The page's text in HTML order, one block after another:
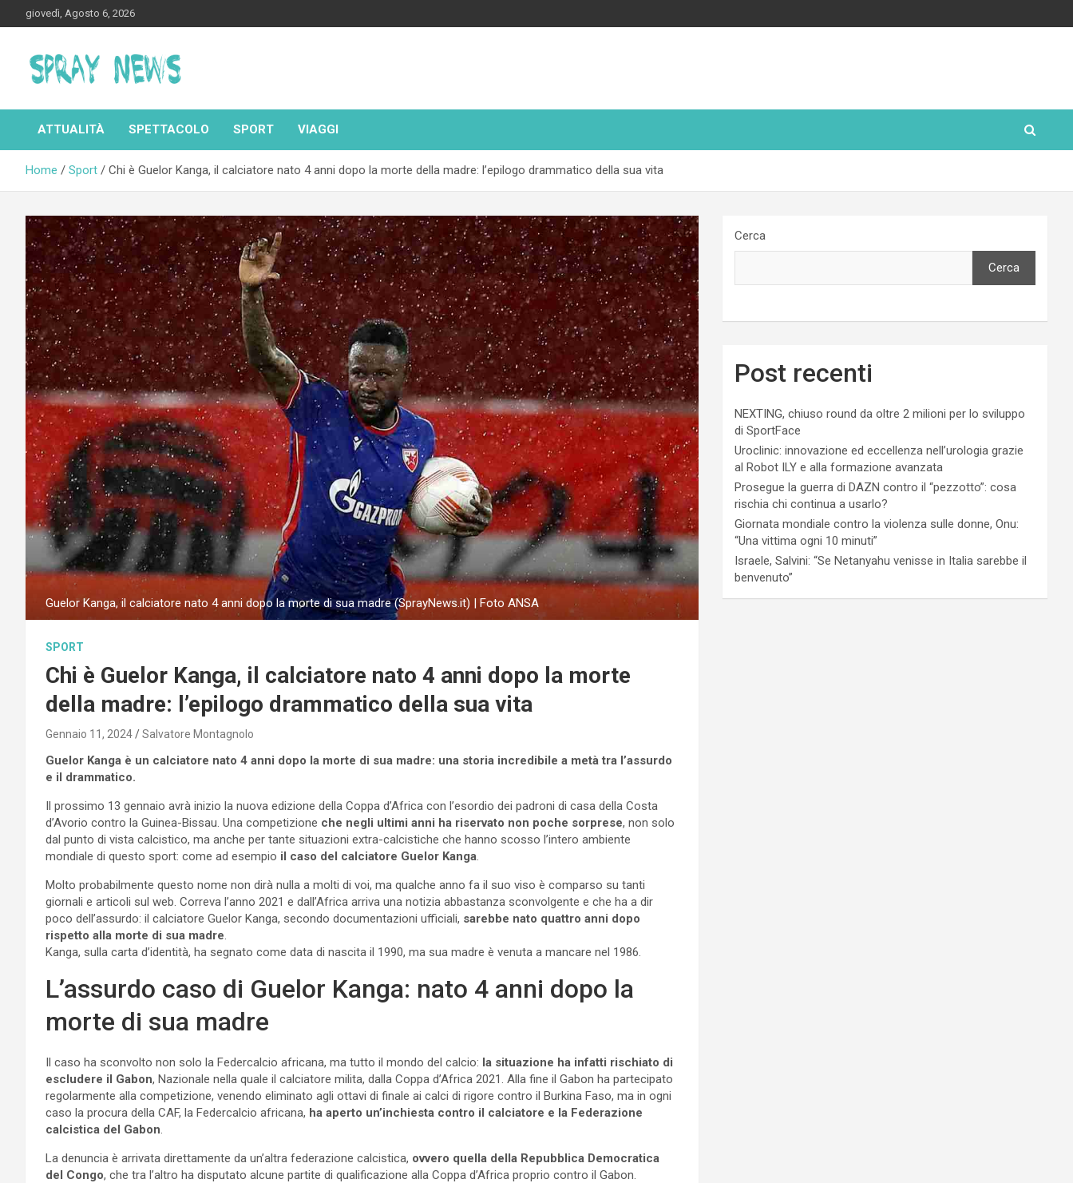
to
giovedì, Agosto 6, 2026
Spraynews.it
ATTUALITÀ SPETTACOLO SPORT VIAGGI
Home Sport Chi è Guelor Kanga, il calciatore nato 4 anni dopo la morte della madre: l’epilogo drammatico della sua vita
Guelor Kanga, il calciatore nato 4 anni dopo la morte di sua madre (SprayNews.it) | Foto ANSA
SPORT
Chi è Guelor Kanga, il calciatore nato 4 anni dopo la morte
della madre: l’epilogo drammatico della sua vita
Gennaio 11, 2024 Salvatore Montagnolo
Guelor Kanga è un calciatore nato 4 anni dopo la morte di sua madre: una storia incredibile a metà tra l’assurdo
e il drammatico.
Il prossimo 13 gennaio avrà inizio la nuova edizione della Coppa d’Africa con l’esordio dei padroni di casa della Costa
d’Avorio contro la Guinea-Bissau. Una competizione che negli ultimi anni ha riservato non poche sorprese, non solo
dal punto di vista calcistico, ma anche per tante situazioni extra-calcistiche che hanno scosso l’intero ambiente
mondiale di questo sport: come ad esempio il caso del calciatore Guelor Kanga
Molto probabilmente questo nome non dirà nulla a molti di voi, ma qualche anno fa il suo viso è comparso su tanti
giornali e articoli sul web. Correva l’anno 2021 e dall’Africa arriva una notizia abbastanza sconvolgente e che ha a dir
poco dell’assurdo: il calciatore Guelor Kanga, secondo documentazioni ufficiali, sarebbe nato quattro anni dopo
rispetto alla morte di sua madre
Kanga, sulla carta d’identità, ha segnato come data di nascita il 1990, ma sua madre è venuta a mancare nel 1986.
L’assurdo caso di Guelor Kanga: nato 4 anni dopo la
morte di sua madre
Il caso ha sconvolto non solo la Federcalcio africana, ma tutto il mondo del calcio: la situazione ha infatti rischiato di
escludere il Gabon, Nazionale nella quale il calciatore milita, dalla Coppa d’Africa 2021. Alla fine il Gabon ha partecipato
regolarmente alla competizione, venendo eliminato agli ottavi di finale ai calci di rigore contro il Burkina Faso, ma in ogni
caso la procura della CAF, la Federcalcio africana, ha aperto un’inchiesta contro il calciatore e la Federazione
calcistica del Gabon
La denuncia è arrivata direttamente da un’altra federazione calcistica, ovvero quella della Repubblica Democratica
del Congo, che tra l’altro ha disputato alcune partite di qualificazione alla Coppa d’Africa proprio contro il Gabon.
Cerca
Cerca
Post recenti
NEXTING, chiuso round da oltre 2 milioni per lo sviluppo
di SportFace
Uroclinic: innovazione ed eccellenza nell’urologia grazie
al Robot ILY e alla formazione avanzata
Prosegue la guerra di DAZN contro il “pezzotto”: cosa
rischia chi continua a usarlo?
Giornata mondiale contro la violenza sulle donne, Onu:
“Una vittima ogni 10 minuti”
Israele, Salvini: “Se Netanyahu venisse in Italia sarebbe il
benvenuto”